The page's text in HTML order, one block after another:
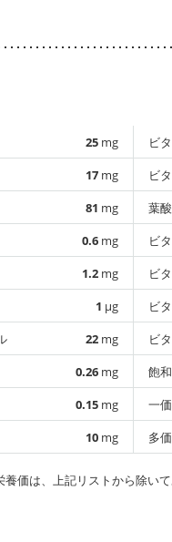
25 mg
17 mg
81 mg
0.6 mg
1.2 mg
1 µg
22 mg
0.26 mg
0.15 mg
10 mg
ビ
ビ
葉酸
ビ
ビ
ビ
ビ
飽
一
多
価は、上記リストから除いて